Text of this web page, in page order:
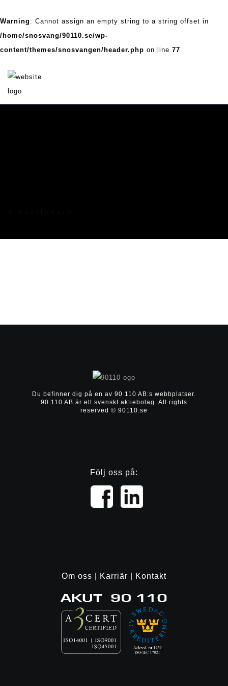
Warning : Cannot assign an empty string to a string offset in
/home/snosvang/90110.se/wp-
content/themes/snosvangen/header.php on line 77
Du befinner dig på en av 90 110 AB:s webbplatser.
90 110 AB är ett svenskt aktiebolag. All rights
reserved © 90110.se
Följ oss på:
Om oss Karriär Kontakt